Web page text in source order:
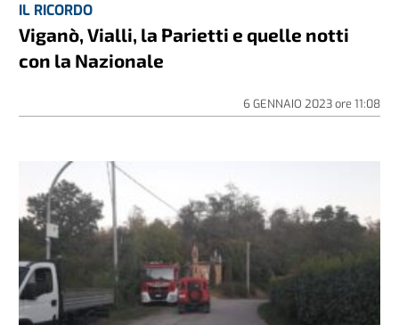
IL RICORDO
Viganò, Vialli, la Parietti e quelle notti
con la Nazionale
6 GENNAIO 2023ore 11:08